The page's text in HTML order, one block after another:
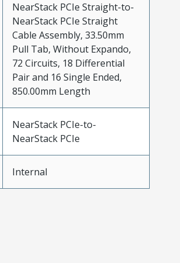
NearStack PCIe Straight-to-
NearStack PCIe Straight
Cable Assembly, 33.50mm
Pull Tab, Without Expando,
72 Circuits, 18 Differential
Pair and 16 Single Ended,
850.00mm Length
NearStack PCIe-to-
NearStack PCIe
Internal